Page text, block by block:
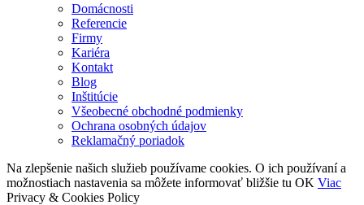
Domácnosti
Referencie
Firmy
Kariéra
Kontakt
Blog
Inštitúcie
Všeobecné obchodné podmienky
Ochrana osobných údajov
Reklamačný poriadok
Na zlepšenie našich služieb používame cookies. O ich používaní a
možnostiach nastavenia sa môžete informovať bližšie tu OK Viac
Privacy & Cookies Policy